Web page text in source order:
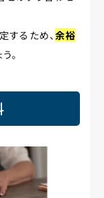
するため、余裕
。